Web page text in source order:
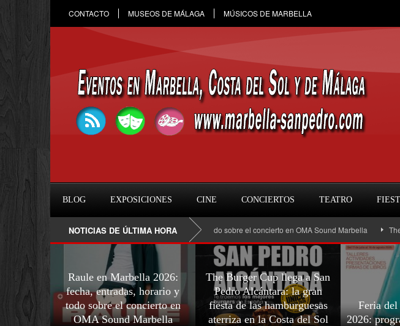
CONTACTO MUSEOS DE MÁLAGA MÚSICOS DE MARBELLA
BLOG EXPOSICIONES CINE CONCIERTOS TEATRO
NOTICIAS DE ÚLTIMA HORA
en Marbella 2026: fecha, entradas, horario y todo sobre el concierto en OMA Sound Marbella The Burger Cup
Raule en Marbella 2026:
fecha, entradas, horario y
todo sobre el concierto en
OMA Sound Marbella
The Burger Cup llega a San
Pedro Alcántara: la gran
fiesta de las hamburguesas
aterriza en la Costa del Sol
Feria
2026: